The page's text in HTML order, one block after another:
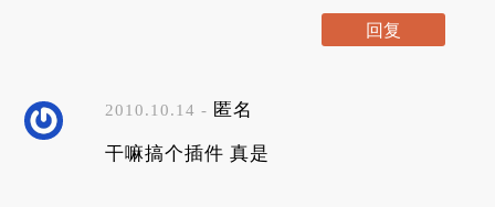
2010.10.14 - 匿名
干嘛搞个插件 真是